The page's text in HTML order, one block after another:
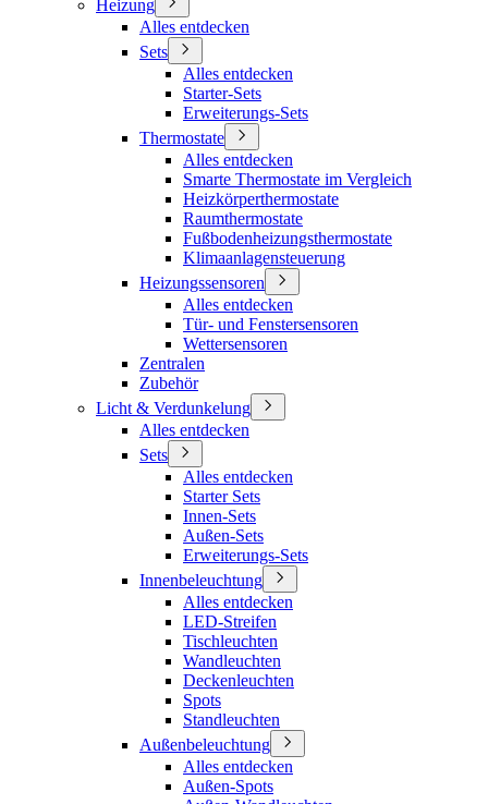
Heizung
Alles entdecken
Sets
Alles entdecken
Starter-Sets
Erweiterungs-Sets
Thermostate
Alles entdecken
Smarte Thermostate im Vergleich
Heizkörperthermostate
Raumthermostate
Fußbodenheizungsthermostate
Klimaanlagensteuerung
Heizungssensoren
Alles entdecken
Tür- und Fenstersensoren
Wettersensoren
Zentralen
Zubehör
Licht & Verdunkelung
Alles entdecken
Sets
Alles entdecken
Starter Sets
Innen-Sets
Außen-Sets
Erweiterungs-Sets
Innenbeleuchtung
Alles entdecken
LED-Streifen
Tischleuchten
Wandleuchten
Deckenleuchten
Spots
Standleuchten
Außenbeleuchtung
Alles entdecken
Außen-Spots